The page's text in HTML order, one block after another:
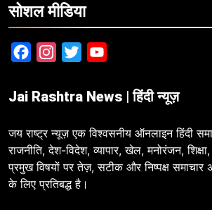
सोशल मीडिया
FacebookInstagram
Twitter
Jai Rashtra News | हिंदी न्यूज़
जय राष्ट्र न्यूज़ एक विश्वसनीय ऑनलाइन हिंदी
राजनीति, देश-विदेश, व्यापार, खेल, मनोरंजन,
प्रमुख विषयों पर तेज़, सटीक और निष्पक्ष
के लिए प्रतिबद्ध है।